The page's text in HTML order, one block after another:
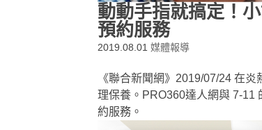
動動手指就搞定！
預約服務
2019.08.01 媒體報導
《聯合新聞網》2019/07/24 在
理保養。PRO360達人網與 7-11
約服務。